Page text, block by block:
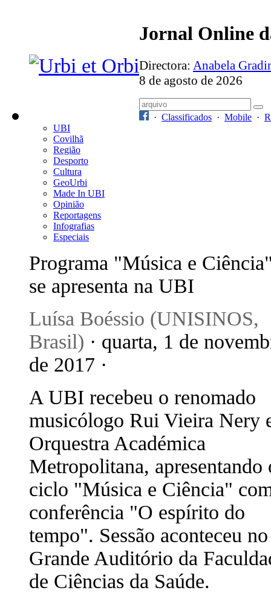
Jornal Online
Directora: Anabela
8 de agosto de 2026
· Classificados · Mobile ·
UBI
Covilhã
Região
Desporto
Cultura
GeoUrbi
Made In UBI
Opinião
Reportagens
Infografias
Especiais
Programa "Música e
se apresenta na UBI
Luísa Boéssio (UNISINOS,
Brasil) · quarta, 1 de
de 2017 ·
A UBI recebeu o renomado
musicólogo Rui Vieira Nery
Orquestra Académica
Metropolitana, apresentando
ciclo "Música e Ciência"
conferência "O espírito do
tempo". Sessão aconteceu no
Grande Auditório da
de Ciências da Saúde.